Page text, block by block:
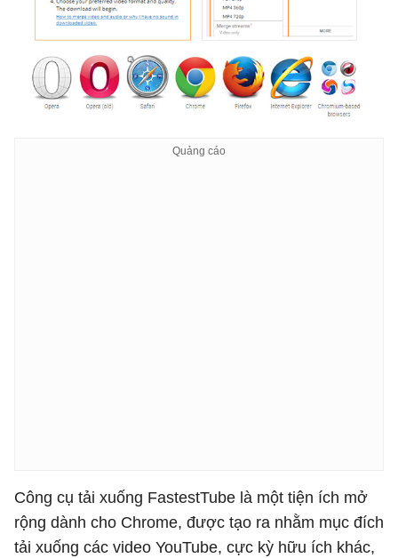
Công cụ tải xuống FastestTube là một tiện ích mở
rộng dành cho Chrome, được tạo ra nhằm mục đích
tải xuống các video YouTube, cực kỳ hữu ích khác,